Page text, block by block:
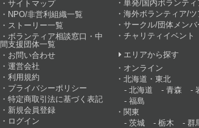
サイトマップ
NPO/非営利組織一覧
ストーリー一覧
ボランティア相談窓口・中
間支援団体一覧
お問い合わせ
運営会社
利用規約
プライバシーポリシー
特定商取引法に基づく表記
新規会員登録
ログイン
単発/国内ボランティ
海外ボランティア/ツ
サークル/団体メン
チャリティイベント
エリアから探す
オンライン
北海道・東北
北海道
青森
福島
関東
茨城
栃木 群